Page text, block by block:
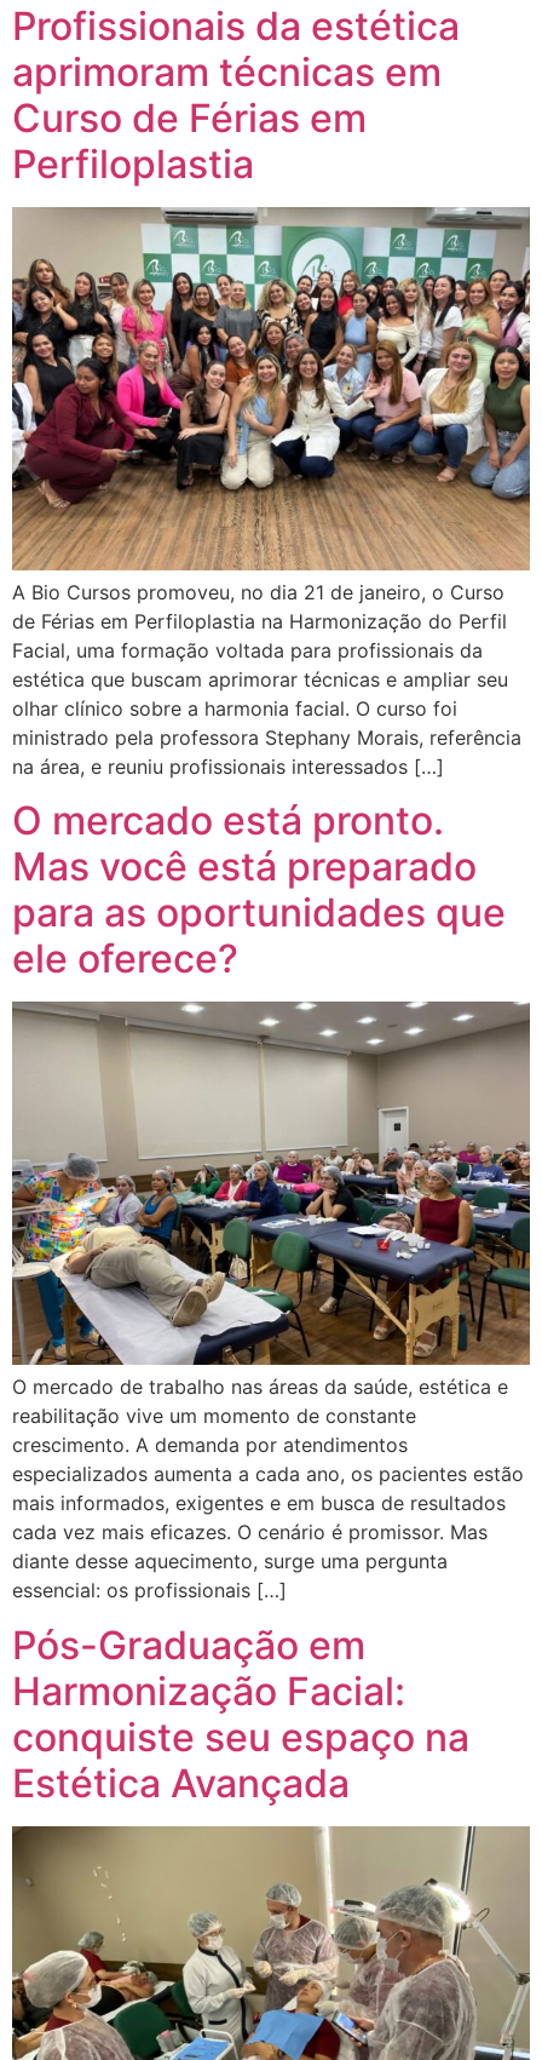
Profissionais da estética
aprimoram técnicas em
Curso de Férias em
Perfiloplastia
A Bio Cursos promoveu, no dia 21 de janeiro, o Curso
de Férias em Perfiloplastia na Harmonização do Perfil
Facial, uma formação voltada para profissionais da
estética que buscam aprimorar técnicas e ampliar seu
olhar clínico sobre a harmonia facial. O curso foi
ministrado pela professora Stephany Morais, referência
na área, e reuniu profissionais interessados […]
O mercado está pronto.
Mas você está preparado
para as oportunidades que
ele oferece?
O mercado de trabalho nas áreas da saúde, estética e
reabilitação vive um momento de constante
crescimento. A demanda por atendimentos
especializados aumenta a cada ano, os pacientes estão
mais informados, exigentes e em busca de resultados
cada vez mais eficazes. O cenário é promissor. Mas
diante desse aquecimento, surge uma pergunta
essencial: os profissionais […]
Pós-Graduação em
Harmonização Facial:
conquiste seu espaço na
Estética Avançada